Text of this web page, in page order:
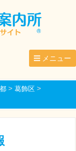
メニュー
> 葛飾区>